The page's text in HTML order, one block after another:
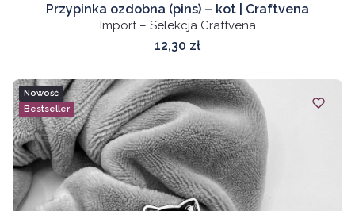
Przypinka ozdobna (pins) – kot | Craftvena
Import – Selekcja Craftvena
Cena
12,30 zł
Bestseller
Nowość